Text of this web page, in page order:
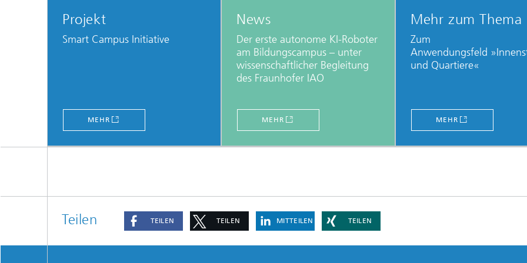
Projekt
Smart Campus Initiative
MEHR
News
Der erste autonome KI-Roboter
am Bildungscampus – unter
wissenschaftlicher Begleitung
des Fraunhofer IAO
MEHR
Mehr zum Thema
Zum
Anwendungsfeld
und Quartiere«
MEHR
Teilen TEILEN TEILEN MITTEILEN TEILEN